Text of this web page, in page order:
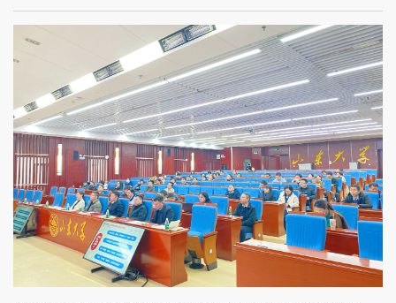
机、生物医药与高端医疗设备、智慧能源等多个关键领域。这是公
司深入贯彻落实国家卓越工程师人才培养战略部署、深化产教融合
改革的又一重要成果，充分彰显了公司在工程教育领域的综合实力
与创新引领力。2019年以来，公司系统推进案例建设，形成案例建
设“五个一”工作格局，持续开展高质量案例资源建设...